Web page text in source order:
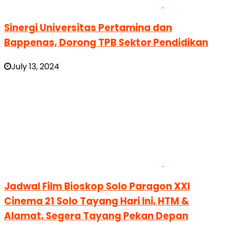
Sinergi Universitas Pertamina dan
Bappenas, Dorong TPB Sektor Pendidikan
July 13, 2024
Jadwal Film Bioskop Solo Paragon XXI
Cinema 21 Solo Tayang Hari Ini, HTM &
Alamat, Segera Tayang Pekan Depan